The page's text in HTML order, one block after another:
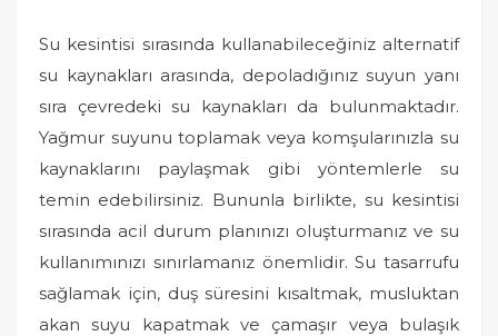
Su kesintisi sırasında kullanabileceğiniz alternatif
su kaynakları arasında, depoladığınız suyun yanı
sıra çevredeki su kaynakları da bulunmaktadır.
Yağmur suyunu toplamak veya komşularınızla su
kaynaklarını paylaşmak gibi yöntemlerle su
temin edebilirsiniz. Bununla birlikte, su kesintisi
sırasında acil durum planınızı oluşturmanız ve su
kullanımınızı sınırlamanız önemlidir. Su tasarrufu
sağlamak için, duş süresini kısaltmak, musluktan
akan suyu kapatmak ve çamaşır veya bulaşık